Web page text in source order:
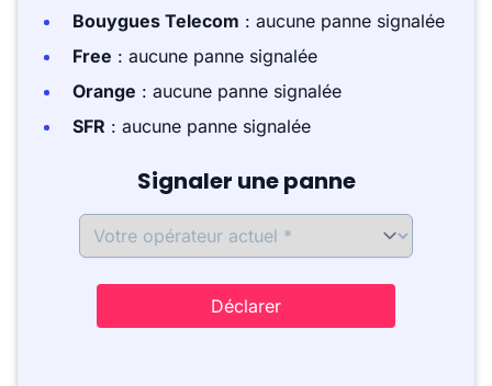
Bouygues Telecom : aucune panne signalée
Free : aucune panne signalée
Orange : aucune panne signalée
SFR : aucune panne signalée
Signaler une panne
Déclarer